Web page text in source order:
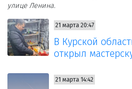
улице Ленина.
21 марта 20:47
В Курской
открыл
21 марта 14:42